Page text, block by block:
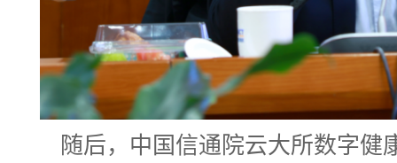
随后，中国信通院云大所数字健